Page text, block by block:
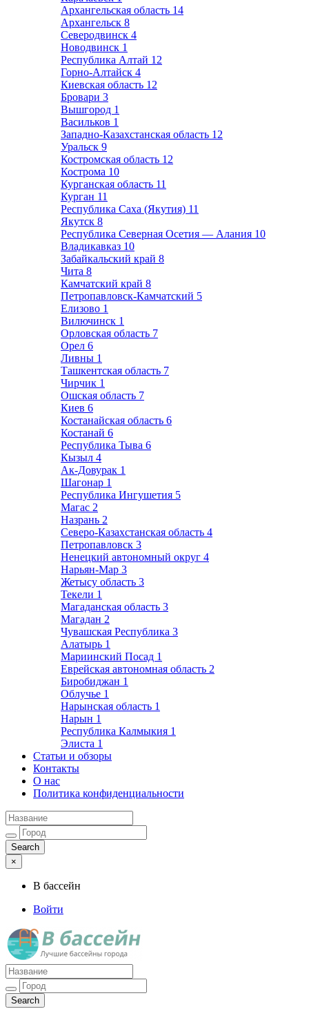
Архангельская область 14
Архангельск 8
Северодвинск 4
Новодвинск 1
Республика Алтай 12
Горно-Алтайск 4
Киевская область 12
Бровари 3
Вышгород 1
Васильков 1
Западно-Казахстанская область 12
Уральск 9
Костромская область 12
Кострома 10
Курганская область 11
Курган 11
Республика Саха (Якутия) 11
Якутск 8
Республика Северная Осетия — Алания 10
Владикавказ 10
Забайкальский край 8
Чита 8
Камчатский край 8
Петропавловск-Камчатский 5
Елизово 1
Вилючинск 1
Орловская область 7
Орел 6
Ливны 1
Ташкентская область 7
Чирчик 1
Ошская область 7
Киев 6
Костанайская область 6
Костанай 6
Республика Тыва 6
Кызыл 4
Ак-Довурак 1
Шагонар 1
Республика Ингушетия 5
Магас 2
Назрань 2
Северо-Казахстанская область 4
Петропавловск 3
Ненецкий автономный округ 4
Нарьян-Мар 3
Жетысу область 3
Текели 1
Магаданская область 3
Магадан 2
Чувашская Республика 3
Алатырь 1
Мариинский Посад 1
Еврейская автономная область 2
Биробиджан 1
Облучье 1
Нарынская область 1
Нарын 1
Республика Калмыкия 1
Элиста 1
Статьи и обзоры
Контакты
О нас
Политика конфиденциальности
×
В бассейн
Войти
Лучшие бассейны города